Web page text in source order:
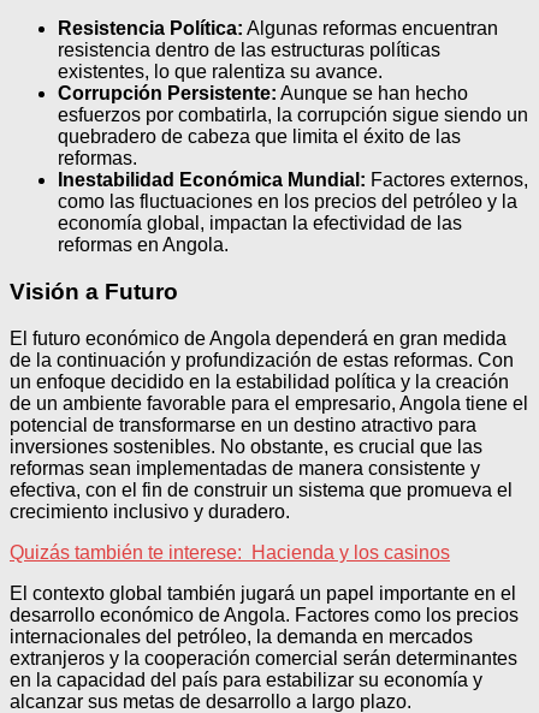
Resistencia Política: Algunas reformas encuentran
resistencia dentro de las estructuras políticas
existentes, lo que ralentiza su avance.
Corrupción Persistente: Aunque se han hecho
esfuerzos por combatirla, la corrupción sigue siendo un
quebradero de cabeza que limita el éxito de las
reformas.
Inestabilidad Económica Mundial: Factores externos,
como las fluctuaciones en los precios del petróleo y la
economía global, impactan la efectividad de las
reformas en Angola.
Visión a Futuro
El futuro económico de Angola dependerá en gran medida
de la continuación y profundización de estas reformas. Con
un enfoque decidido en la estabilidad política y la creación
de un ambiente favorable para el empresario, Angola tiene el
potencial de transformarse en un destino atractivo para
inversiones sostenibles. No obstante, es crucial que las
reformas sean implementadas de manera consistente y
efectiva, con el fin de construir un sistema que promueva el
crecimiento inclusivo y duradero.
Quizás también te interese:
Hacienda y los casinos
El contexto global también jugará un papel importante en el
desarrollo económico de Angola. Factores como los precios
internacionales del petróleo, la demanda en mercados
extranjeros y la cooperación comercial serán determinantes
en la capacidad del país para estabilizar su economía y
alcanzar sus metas de desarrollo a largo plazo.